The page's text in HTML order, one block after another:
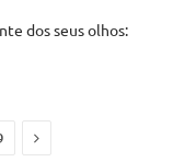
dos seus olhos:
Next